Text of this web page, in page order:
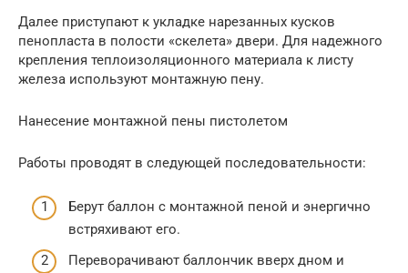
Далее приступают к укладке нарезанных кусков
пенопласта в полости «скелета» двери. Для надежного
крепления теплоизоляционного материала к листу
железа используют монтажную пену.
Нанесение монтажной пены пистолетом
Работы проводят в следующей последовательности:
Берут баллон с монтажной пеной и энергично
встряхивают его.
Переворачивают баллончик вверх дном и